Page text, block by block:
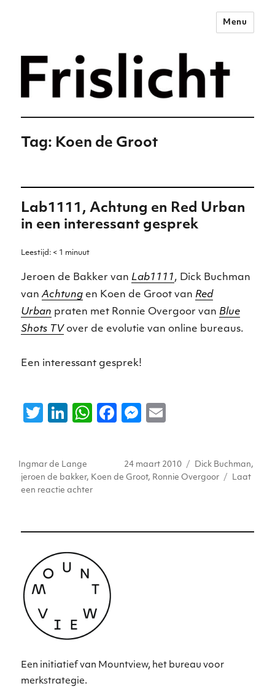
Merkstrategie voor het
digitale tijdperk –
Frislicht
Menu
Tag: Koen de Groot
Lab1111, Achtung en Red Urban
in een interessant gesprek
Leestijd: < 1 minuut
Jeroen de Bakker van Lab1111, Dick Buchman
vanAchtung en Koen de Groot van Red
Urban praten met Ronnie Overgoor van Blue
Shots TV over de evolutie van online bureaus.
Een interessant gesprek!
T
te
r
Li
e
dI
W
ts
A
p
F
e
o
M
e
er
l
Auteur
Ingmar de Lange
Geplaatst
op
24 maart 2010 Tags
Dick Buchman,
jeroen de bakker, Koen de Groot, Ronnie Overgoor
Laat
een reactie achterop
in
een
interessant
gesprek
Een initiatief van Mountview, het bureau voor
merkstrategie.